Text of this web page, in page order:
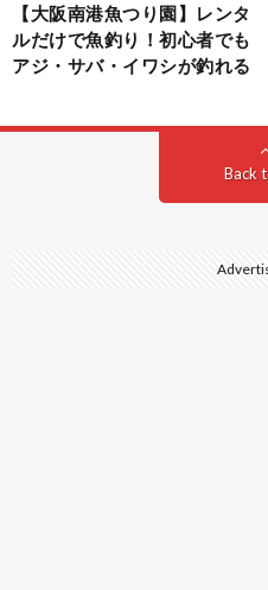
【大阪南港魚つり園】レンタ
ルだけで魚釣り！初心者でも
アジ・サバ・イワシが釣れる
Back